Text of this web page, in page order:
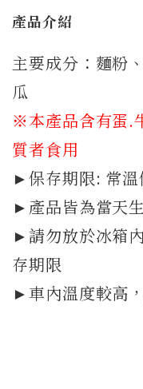
產品介紹
主要成分：麵粉
瓜
※本產品含有蛋.
質者食用
►保存期限: 常溫
►產品皆為當天
►請勿放於冰箱
存期限
►車內溫度較高